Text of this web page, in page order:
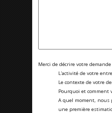
Merci de décrire votre
L'activité de votre
Le contexte de votre
Pourquoi et comment
A quel moment, nous
une première